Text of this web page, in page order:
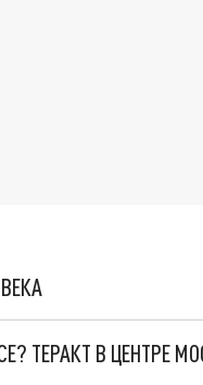
ТЕРАКТ В ЦЕНТРЕ